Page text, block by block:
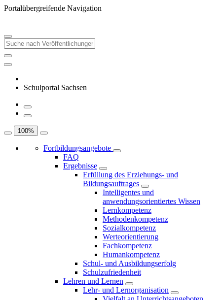
Portalübergreifende Navigation
Schulportal Sachsen
100%
Fortbildungsangebote
FAQ
Ergebnisse
Erfüllung des Erziehungs- und
Bildungsauftrages
Intelligentes und
anwendungsorientiertes Wissen
Lernkompetenz
Methodenkompetenz
Sozialkompetenz
Werteorientierung
Fachkompetenz
Humankompetenz
Schul- und Ausbildungserfolg
Schulzufriedenheit
Lehren und Lernen
Lehr- und Lernorganisation